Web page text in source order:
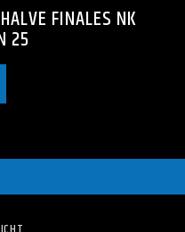
FINALES NK
25